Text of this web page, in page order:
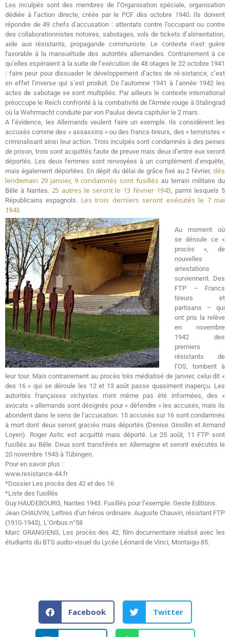
Les inculpés sont des membres de l’Organisation spéciale, organisation
dédiée à l’action directe, créée par le PCF dès octobre 1940. Ils doivent
répondre de 49 chefs d’accusation : attentats contre l’occupant ou contre
des collaborationnistes notoires, sabotages, vols de tickets d’alimentation,
aide aux résistants, propagande communiste. Le contexte n’est guère
favorable à la mansuétude des autorités allemandes. Contrairement à ce
qu’elles espéraient à la suite de l’exécution de 48 otages le 22 octobre 1941
: faire peur pour dissuader le développement d’actes de ré-sistance, c’est
en effet l’inverse qui s’est produit. De l’automne 1941 à l’année 1942 les
actes de sabotage se sont multipliés. Par ailleurs le contexte international
préoccupe le Reich confronté à la combativité de l’Armée rouge à Stalingrad
où la Wehrmacht conduite par von Paulus devra capituler le 2 mars.
A l’évidence, les Allemands veulent faire un exemple. Ils considèrent les
accusés comme des « assassins » ou des francs-tireurs, des « terroristes »
criminalisant ainsi leur action. Trois inculpés sont condamnés à des peines
de prison, trois sont acquittés faute de preuve mais deux d’entre eux seront
déportés. Les deux femmes sont renvoyées à un complément d’enquête,
mais également déportées. En dépit du délai de grâce fixé au 2 février, dès
lendemain 29 janvier, 9 condamnés sont fusillés au terrain militaire du
Bêle à Nantes. 25 autres le seront le 13 février 1943 , parmi lesquels 5
Républicains espagnols. Les trois derniers seront exécutés le 7 mai
1943.
Au moment où
se déroule ce «
procès », de
nouvelles
arrestations
surviennent. Des
FTP – Francs
tireurs et
partisans – qui
ont pris la relève
en novembre
1942 des
premiers
résistants de
l’OS, tombent à
leur tour. Mais contrairement au procès très médiatisé de janvier, celui dit «
des 16 » qui se déroule les 12 et 13 août passe quasiment inaperçu. Les
autorités françaises vichystes n’ont même pas été informées, des «
avocats » allemands sont désignés pour « défendre » les accusés, mais ils
abondent dans le sens de l’accusation. 15 accusés sur 16 sont condamnés
à mort dont deux seront graciés mais déportés (Denise Ginollin et Armand
Loyen). Roger Astic est acquitté mais déporté. Le 25 août, 11 FTP sont
fusillés au Bêle. Deux sont transférés en Allemagne et seront exécutés le
20 novembre 1943 à Tübingen.
Pour en savoir plus :
www.resistance-44.fr
*Dossier Les procès des 42 et des 16
*Liste des fusillés
Guy HAUDEBOURG, Nantes 1943. Fusillés pour l’exemple. Geste Editions.
Jean CHAUVIN, Lettres d’un héros ordinaire. Auguste Chauvin, résistant FTP
(1910-1943), L’Oribus n°58
Marc GRANGIENS, Les procès des 42, film documentaire réalisé avec les
étudiants du BTS audio-visuel du Lycée Léonard de Vinci, Montaigu-85.
Facebook Twitter